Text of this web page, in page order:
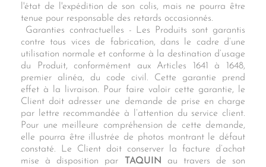
l'état de l'expédition de son colis, mais ne pourra être
tenue pour responsable des retards occasionnés.
Garanties contractuelles - Les Produits sont garantis
contre tous vices de fabrication, dans le cadre d’une
utilisation normale et conforme à la destination d’usage
du Produit, conformément aux Articles 1641 à 1648,
premier alinéa, du code civil. Cette garantie prend
effet à la livraison. Pour faire valoir cette garantie, le
Client doit adresser une demande de prise en charge
par lettre recommandée à l’attention du service client.
Pour une meilleure compréhension de cette demande,
elle pourra être illustrée de photos montrant le défaut
constaté. Le Client doit conserver la facture d’achat
mise à disposition par
TAQUIN au travers de son